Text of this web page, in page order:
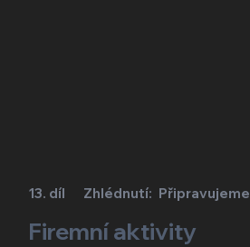
13. díl Zhlédnutí: Připravujeme
Firemní aktivity